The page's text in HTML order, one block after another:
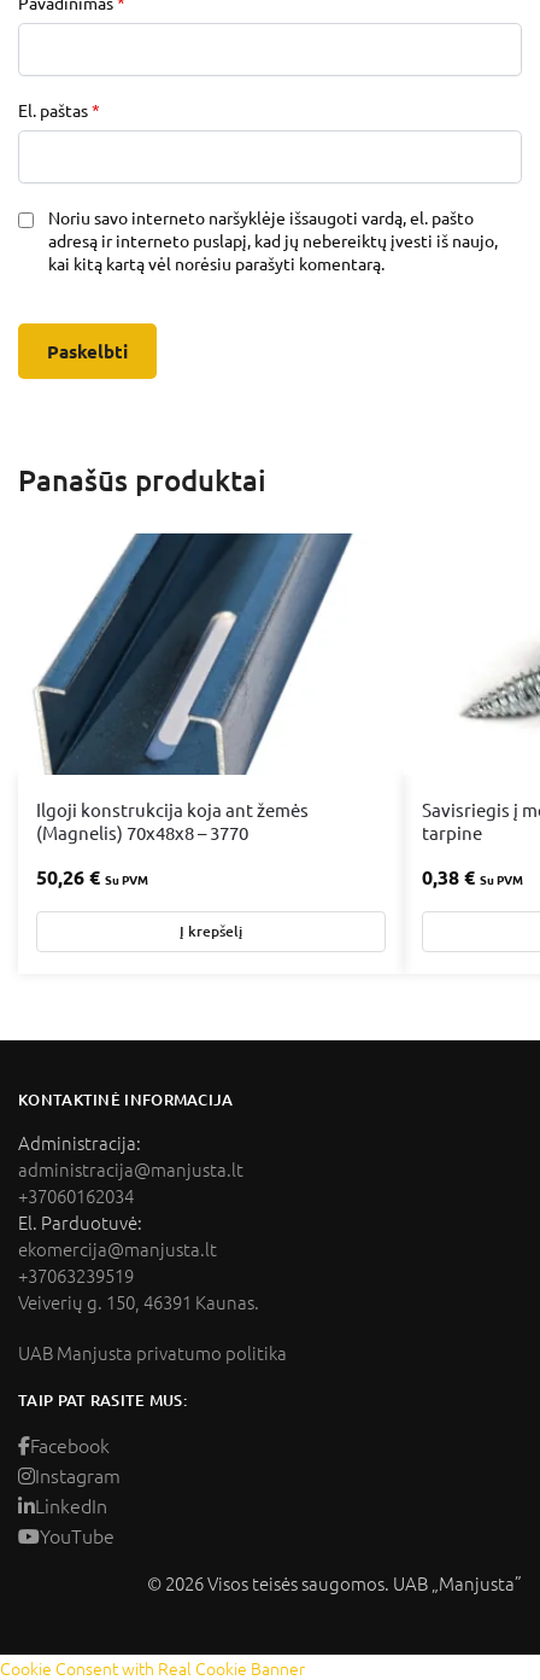
El. paštas*
Noriu savo interneto naršyklėje išsaugoti vardą, el. pašto
adresą ir interneto puslapį, kad jų nebereiktų įvesti iš naujo,
kai kitą kartą vėl norėsiu parašyti komentarą.
Panašūs produktai
Ilgoji konstrukcija koja ant žemės
(Magnelis) 70x48x8 – 3770
50,26€ Su PVM
Į krepšelį
Savisriegis į
tarpine
0,38€ Su PVM
KONTAKTINĖ INFORMACIJA
Administracija:
administracija@manjusta.lt
+37060162034
El. Parduotuvė:
ekomercija@manjusta.lt
+37063239519
Veiverių g. 150, 46391 Kaunas.
UAB Manjusta privatumo politika
TAIP PAT RASITE MUS:
Facebook
Instagram
LinkedIn
YouTube
© 2026 Visos teisės saugomos. UAB „Manjusta”
Cookie Consent with Real Cookie Banner